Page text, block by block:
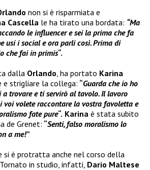
non si è risparmiata e
Cascella le ha tirato una bordata: “Ma
le influencer e sei la prima che fa
usi i social e ora parli così. Prima di
che fai in primis“.
dalla Orlando, ha portato Karina
e strigliare la collega: “Guarda che io ho
a trovare e ti servirò al tavolo. Il lavoro
voi volete raccontare la vostra favoletta e
fate pure“. Karina è stata subito
de Grenet: “Senti, falso moralismo lo
a me!”
si è protratta anche nel corso della
in studio, infatti, Dario Maltese